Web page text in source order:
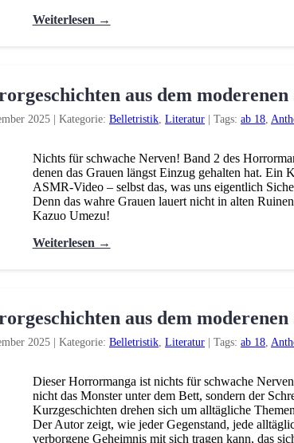
Weiterlesen →
aus dem moderenen
2025 | Kategorie: Belletristik Literatur | Tags: ab 18
Nichts für schwache Nerven! Band 2 des
denen das Grauen längst Einzug gehalten hat.
ASMR-Video – selbst das, was uns eigentlich
Denn das wahre Grauen lauert nicht in alten
Kazuo Umezu!
Weiterlesen →
aus dem moderenen
2025 | Kategorie: Belletristik Literatur | Tags: ab 18
Dieser Horrormanga ist nichts für schwache
nicht das Monster unter dem Bett, sondern der
Kurzgeschichten drehen sich um alltägliche
Der Autor zeigt, wie jeder Gegenstand, jede
verborgene Geheimnis mit sich tragen kann, das